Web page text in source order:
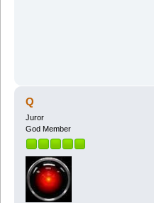
Q
Juror
God Member